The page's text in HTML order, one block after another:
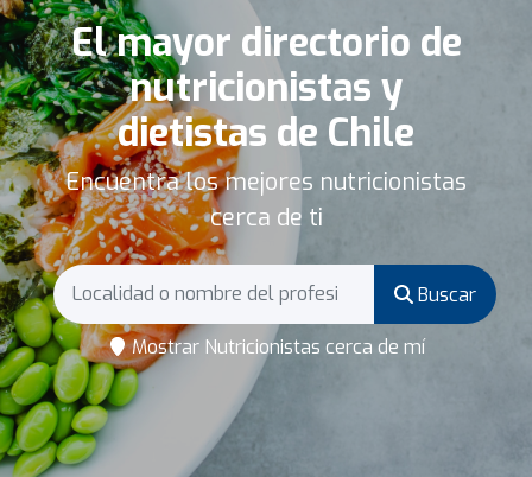
El mayor directorio de
nutricionistas y
dietistas de Chile
Encuentra los mejores nutricionistas
cerca de ti
Buscar
Mostrar Nutricionistas cerca de mí